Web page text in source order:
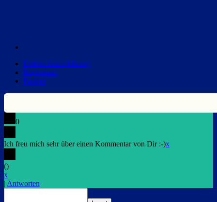
Datenschutzerklärung
Impressum
Partner
0
Ich freu mich sehr über einen Kommentar von Dir :-)x
()
x
| Antworten